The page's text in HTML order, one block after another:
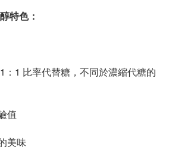
特色：
：1 比率代替糖，不同於濃縮代糖的
值
美味